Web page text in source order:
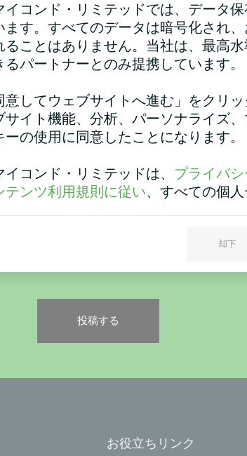
コメント
プライバシーポリシー
セキュリティチェック*
お役立ちリンク
イコンド・リミテッドでは、データ
ます。すべてのデータは暗号化され
ることはありません。当社は、最高
るパートナーとのみ提携しています。
意してウェブサイトへ進む」をクリ
サイト機能、分析、パーソナライズ
ーの使用に同意したことになります。
イコンド・リミテッドは、 プライバ
テンツ利用規則に従い、すべての個人
却下